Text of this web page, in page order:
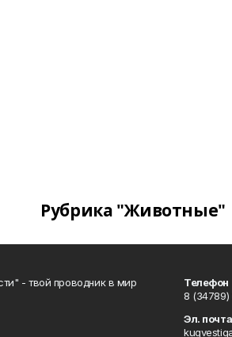
Рубрика "Животные"
- твой проводник в мир
Телефон
8 (34789)
Эл. почта